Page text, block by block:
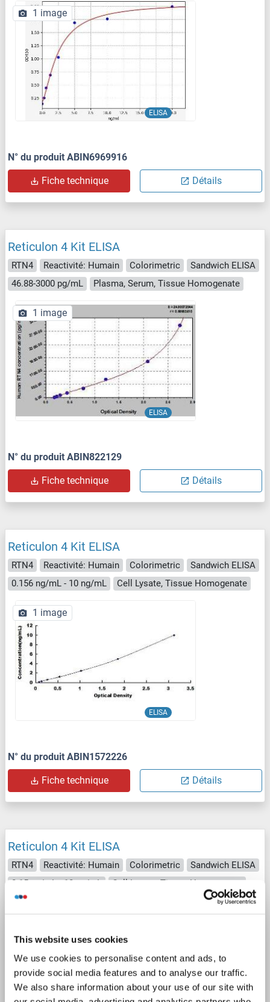
This website uses cookies
We use cookies to personalise content and ads, to
provide social media features and to analyse our traffic.
We also share information about your use of our site with
ELISA
1 image
N° du produit ABIN6969916
Fiche technique Détails
Reticulon 4 Kit ELISA
RTN4 Reactivité: Humain Colorimetric
Sandwich ELISA
46.88-3000 pg/mL
Plasma, Serum, Tissue Homogenate
ELISA
1 image
N° du produit ABIN822129
Fiche technique Détails
Reticulon 4 Kit ELISA
RTN4 Reactivité: Humain Colorimetric
Sandwich ELISA
0.156 ng/mL - 10 ng/mL
Cell Lysate, Tissue Homogenate
ELISA
1 image
N° du produit ABIN1572226
Fiche technique Détails
Reticulon 4 Kit ELISA
RTN4 Reactivité: Humain Colorimetric
Sandwich ELISA
0.15 ng/mL - 10 ng/mL
Cell Lysate, Tissue Homogenate
1 image